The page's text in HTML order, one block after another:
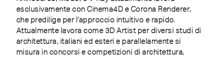
esclusivamente con Cinema4D e Corona Renderer,
che predilige per l’approccio intuitivo e rapido.
Attualmente lavora come 3D Artist per diversi studi di
architettura, italiani ed esteri e parallelamente si
misura in concorsi e competizioni di architettura,